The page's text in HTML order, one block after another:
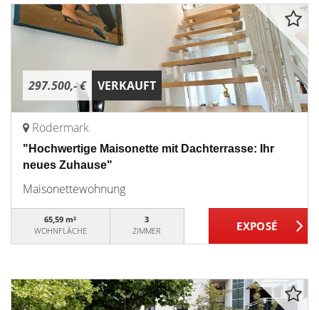
297.500,- € VERKAUFT
Rödermark
"Hochwertige Maisonette mit Dachterrasse: Ihr
neues Zuhause"
Maisonettewohnung
65,59 m²
WOHNFLÄCHE
3
ZIMMER